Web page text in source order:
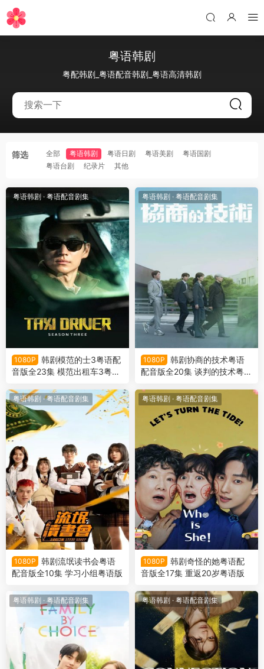
粤语韩剧
粤配韩剧_粤语配音韩剧_粤语高清韩剧
筛选 全部 粤语韩剧 粤语日剧 粤语美剧
粤语国剧
粤语台剧
纪录片 其他
粤语韩剧 · 粤语配音剧集
1080P
韩剧模范的士3粤语配
音版全23集 模范出租车3粤语
粤语韩剧 · 粤语配音剧集
1080P
韩剧协商的技术粤语
配音版全20集 谈判的技术粤语
粤语韩剧 ·粤语配音剧集
1080P
韩剧流氓读书会粤语
配音版全10集 学习小组粤语版
粤语韩剧 · 粤语配音剧集
1080P
韩剧奇怪的她粤语配
音版全17集 重返20岁粤语版
粤语韩剧 · 粤语配音剧集 粤语韩剧 · 粤语配音剧集